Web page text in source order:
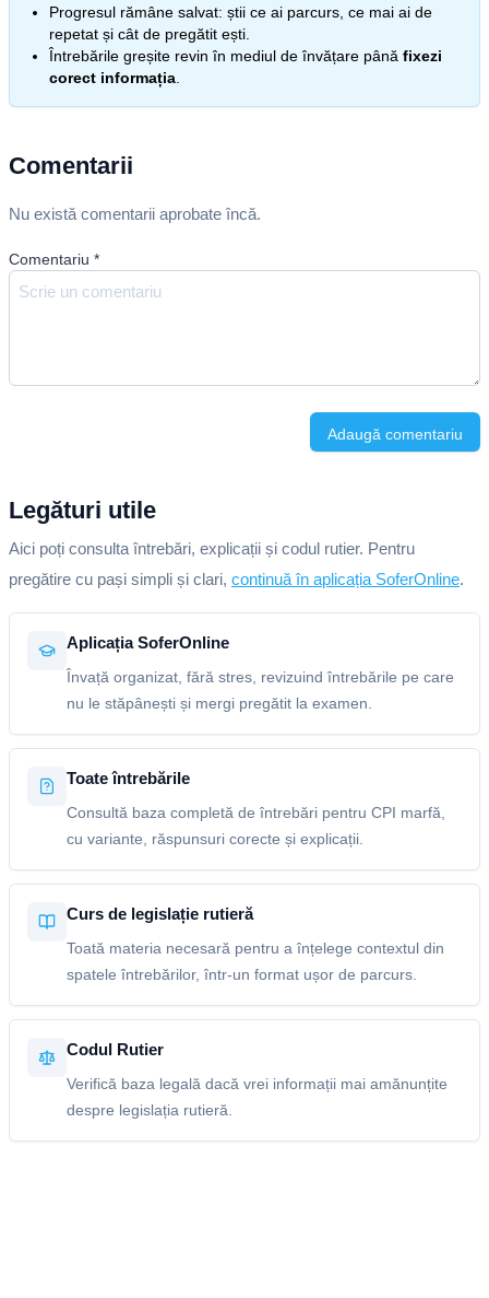
Progresul rămâne salvat: știi ce ai parcurs, ce mai ai de
repetat și cât de pregătit ești.
Întrebările greșite revin în mediul de învățare până fixezi
corect informația
Comentarii
Nu există comentarii aprobate încă.
Comentariu *
Adaugă comentariu
Legături utile
Aici poți consulta întrebări, explicații și codul rutier. Pentru
pregătire cu pași simpli și clari, continuă în aplicația SoferOnline.
Aplicația SoferOnline
Învață organizat, fără stres, revizuind întrebările pe care
nu le stăpânești și mergi pregătit la examen.
Toate întrebările
Consultă baza completă de întrebări pentru CPI marfă,
cu variante, răspunsuri corecte și explicații.
Curs de legislație rutieră
Toată materia necesară pentru a înțelege contextul din
spatele întrebărilor, într-un format ușor de parcurs.
Codul Rutier
Verifică baza legală dacă vrei informații mai amănunțite
despre legislația rutieră.